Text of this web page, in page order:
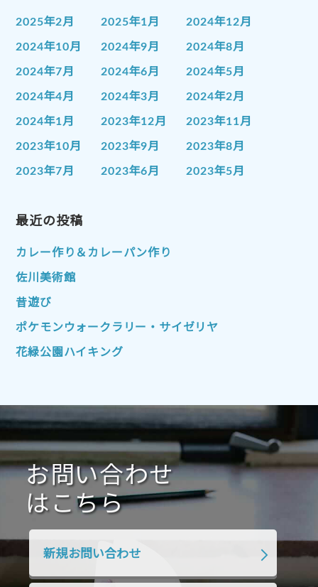
2025年2月 2025年1月 2024年12月
2024年10月 2024年9月 2024年8月
2024年7月 2024年6月 2024年5月
2024年4月 2024年3月 2024年2月
2024年1月 2023年12月 2023年11月
2023年10月 2023年9月 2023年8月
2023年7月 2023年6月 2023年5月
2023年1月
2022年10月 2022年9月
2022年7月
2022年4月
2022年1月 2021年12月 2021年11月
2021年10月 2021年9月
2021年1月 2020年12月 2020年11月
2020年10月 2020年9月 2020年8月
2020年7月 2020年6月 2020年5月
2020年4月 2020年3月 2020年2月
2019年9月
最近の投稿
カレー作り＆カレーパン作り
佐川美術館
昔遊び
ポケモンウォークラリー・サイゼリヤ
花緑公園ハイキング
お問い合わせ
はこちら
新規お問い合わせ